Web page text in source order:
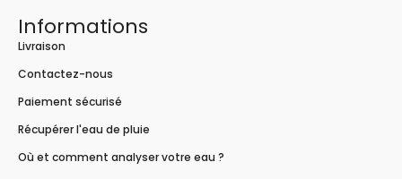
Informations
Livraison
Contactez-nous
Paiement sécurisé
Récupérer l'eau de pluie
Où et comment analyser votre eau ?